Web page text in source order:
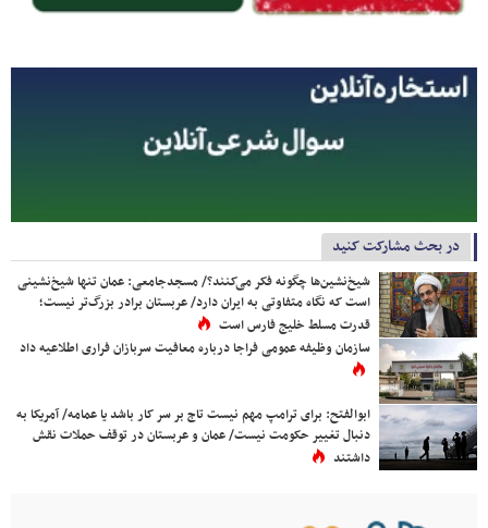
در بحث مشارکت کنید
شیخ‌نشین‌ها چگونه فکر می‌کنند؟/ مسجدجامعی: عمان تنها شیخ‌نشینی
است که نگاه متفاوتی به ایران دارد/ عربستان برادر بزرگ‌تر نیست؛
قدرت مسلط خلیج فارس است
سازمان وظیفه عمومی فراجا درباره معافیت سربازان فراری اطلاعیه داد
ابوالفتح: برای ترامپ مهم نیست تاج بر سر کار باشد یا عمامه/ آمریکا به
دنبال تغییر حکومت نیست/ عمان و عربستان در توقف حملات نقش
داشتند